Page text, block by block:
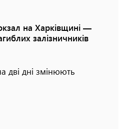
на Харківщині —
залізничників
дві дні змінюють